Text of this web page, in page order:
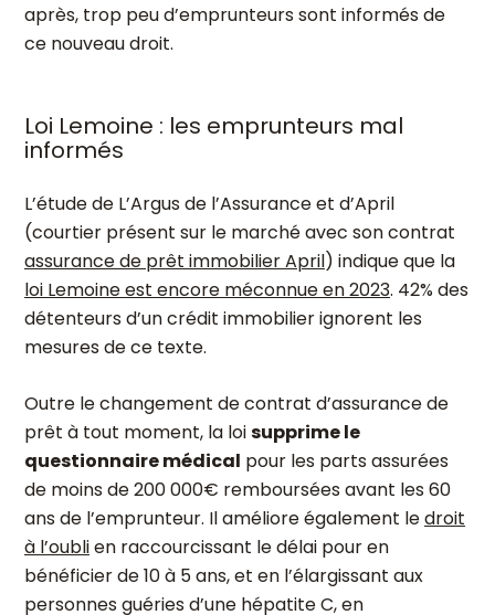
après, trop peu d’emprunteurs sont informés de
ce nouveau droit.
Loi Lemoine : les emprunteurs mal
informés
L’étude de L’Argus de l’Assurance et d’April
(courtier présent sur le marché avec son contrat
assurance de prêt immobilier April) indique que la
loi Lemoine est encore méconnue en 2023. 42% des
détenteurs d’un crédit immobilier ignorent les
mesures de ce texte.
Outre le changement de contrat d’assurance de
prêt à tout moment, la loisupprime le
questionnaire médical pour les parts assurées
de moins de 200 000€ remboursées avant les 60
ans de l’emprunteur. Il améliore également ledroit
à l’oublien raccourcissant le délai pour en
bénéficier de 10 à 5 ans, et en l’élargissant aux
personnes guéries d’une hépatite C, en